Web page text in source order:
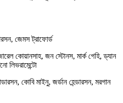
জেমস ট্রাফোর্ড
কোয়ানসাহ, জন স্টোনস, মার্ক গেহি, ড্যান
লিভরামেন্টো
কোবি মাইনু, জর্ডান হেন্ডারসন, মরগান